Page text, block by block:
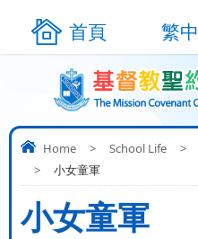
首頁 繁中
Home > School Life >
>
小女童軍
小女童軍